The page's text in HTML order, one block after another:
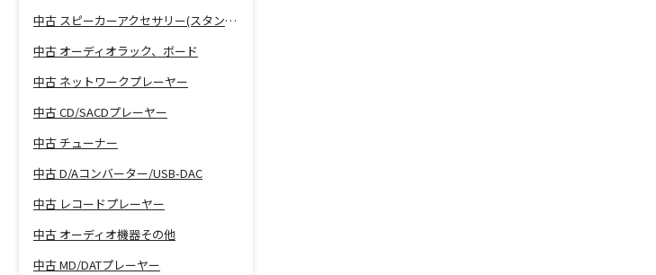
中古 スピーカーアクセサリー(スタンド等)
中古 オーディオラック、ボード
中古 ネットワークプレーヤー
中古 CD/SACDプレーヤー
中古 チューナー
中古 D/Aコンバーター/USB-DAC
中古 レコードプレーヤー
中古 オーディオ機器その他
中古 MD/DATプレーヤー